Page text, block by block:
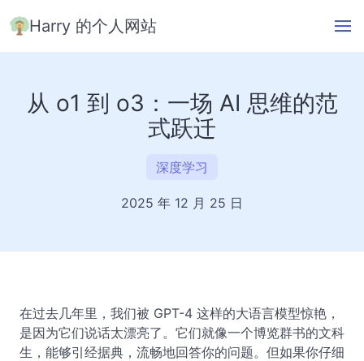
Harry 的个人网站
从 o1 到 o3：一场 AI 思维的范
式跃迁
深度学习
2025 年 12 月 25 日
在过去几年里，我们被 GPT-4 这样的大语言模型惊艳，
是因为它们说话太漂亮了。它们就像一个博览群书的文科
生，能够引经据典，流畅地回答你的问题。但如果你仔细